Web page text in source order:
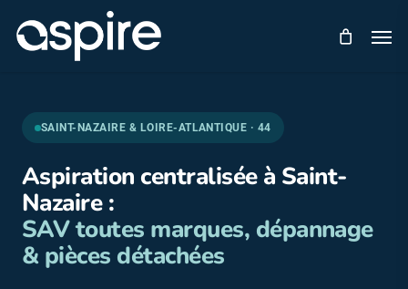
main
SAINT-NAZAIRE & LOIRE-ATLANTIQUE · 44
Aspiration centralisée à Saint-
Nazaire :
SAV toutes marques, dépannage
& pièces détachées